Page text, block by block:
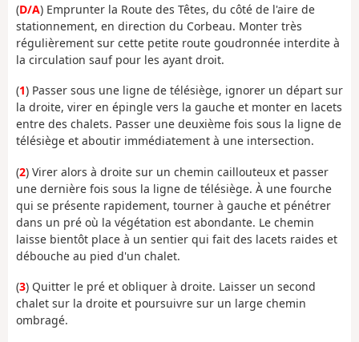
(D/A) Emprunter la Route des Têtes, du côté de l'aire de
stationnement, en direction du Corbeau. Monter très
régulièrement sur cette petite route goudronnée interdite à
la circulation sauf pour les ayant droit.
(1) Passer sous une ligne de télésiège, ignorer un départ sur
la droite, virer en épingle vers la gauche et monter en lacets
entre des chalets. Passer une deuxième fois sous la ligne de
télésiège et aboutir immédiatement à une intersection.
(2) Virer alors à droite sur un chemin caillouteux et passer
une dernière fois sous la ligne de télésiège. À une fourche
qui se présente rapidement, tourner à gauche et pénétrer
dans un pré où la végétation est abondante. Le chemin
laisse bientôt place à un sentier qui fait des lacets raides et
débouche au pied d'un chalet.
(3) Quitter le pré et obliquer à droite. Laisser un second
chalet sur la droite et poursuivre sur un large chemin
ombragé.